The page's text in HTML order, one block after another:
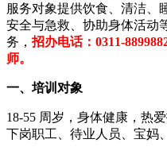
服务对象提供饮食、清洁、
安全与急救、协助身体活动
务， 招办电话：0311-
师。
一、培训对象
18-55 周岁，身体健康，热
下岗职工、待业人员、宝妈